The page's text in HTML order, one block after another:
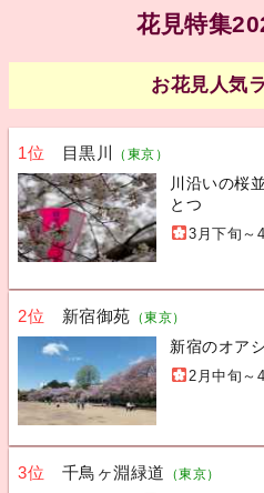
花見特集
お花見人気
1位 目黒川 （東京）
川沿いの桜
とつ
3月下旬～
2位 新宿御苑 （東京）
新宿のオア
2月中旬～
3位 千鳥ヶ淵緑道 （東京）